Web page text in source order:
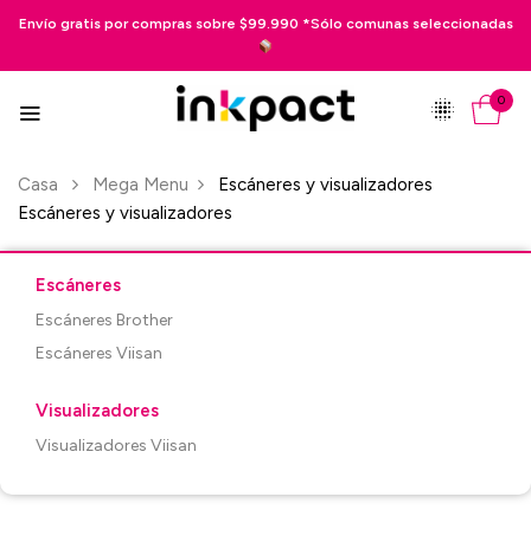
Envío gratis por compras sobre $99.990 *Sólo comunas seleccionadas
0
Casa Mega Menu
Escáneres y visualizadores
Escáneres y visualizadores
Escáneres
Escáneres Brother
Escáneres Viisan
Visualizadores
Visualizadores Viisan